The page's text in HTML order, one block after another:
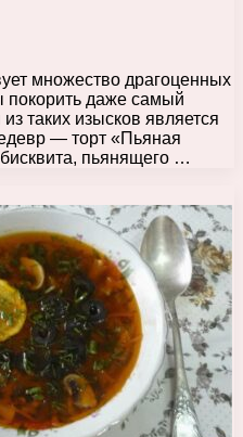
множество драгоценных
покорить даже самый
таких изысков является
— торт «Пьяная
пьянящего …